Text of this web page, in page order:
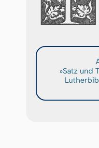
»Satz und